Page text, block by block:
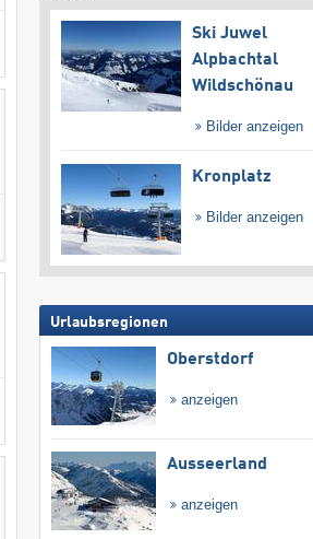
Ski Juwel
Alpbachtal
Wildschönau
Bilder anzeigen
Kronplatz
Bilder anzeigen
Urlaubsregionen
Oberstdorf
anzeigen
Ausseerland
anzeigen